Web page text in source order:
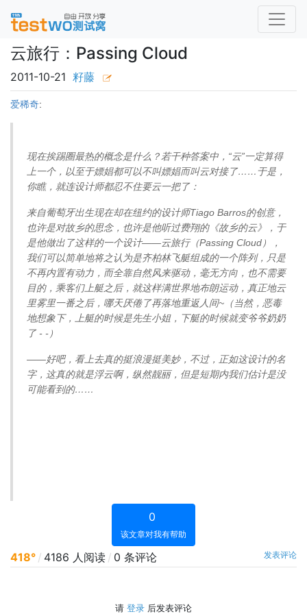
云旅行：Passing Cloud
2011-10-21 籽藤
爱稀奇:
现在挨踢圈最热的概念是什么？若干种答案中，“云”一定算得
上一个，以至于嫖娼都可以不叫嫖娼而叫云对接了……于是，
你瞧，就连设计师都忍不住要云一把了：
来自葡萄牙出生现在却在纽约的设计师Tiago Barros的创意，
也许是对故乡的思念，也许是他听过费翔的《故乡的云》，于
是他做出了这样的一个设计——云旅行（Passing Cloud），
我们可以简单地将之认为是齐柏林飞艇组成的一个阵列，只是
不再内置有动力，而全靠自然风来驱动，毫无方向，也不需要
目的，乘客们上艇之后，就这样满世界地布朗运动，真正地云
里雾里一番之后，哪天厌倦了再落地重返人间~（当然，恶毒
地想象下，上艇的时候是先生小姐，下艇的时候就变爷爷奶奶
了 - -）
——好吧，看上去真的挺浪漫挺美妙，不过，正如这设计的名
字，这真的就是浮云啊，纵然靓丽，但是短期内我们估计是没
可能看到的……
0
该文章对我有帮助
418° / 4186 人阅读 / 0 条评论 发表评论
请 登录 后发表评论